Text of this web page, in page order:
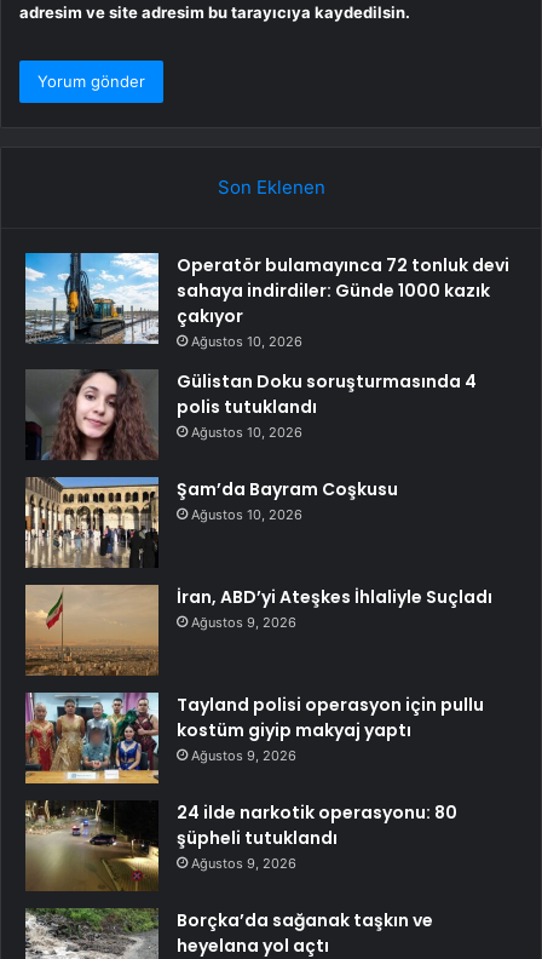
adresim ve site adresim bu tarayıcıya kaydedilsin.
Son Eklenen
Operatör bulamayınca 72 tonluk devi
sahaya indirdiler: Günde 1000 kazık
çakıyor
Ağustos 10, 2026
Gülistan Doku soruşturmasında 4
polis tutuklandı
Ağustos 10, 2026
Şam’da Bayram Coşkusu
Ağustos 10, 2026
İran, ABD’yi Ateşkes İhlaliyle Suçladı
Ağustos 9, 2026
Tayland polisi operasyon için pullu
kostüm giyip makyaj yaptı
Ağustos 9, 2026
24 ilde narkotik operasyonu: 80
şüpheli tutuklandı
Ağustos 9, 2026
Borçka’da sağanak taşkın ve
heyelana yol açtı